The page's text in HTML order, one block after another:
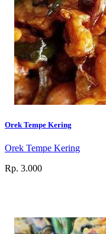
Orek Tempe Kering
Orek Tempe Kering
Rp. 3.000